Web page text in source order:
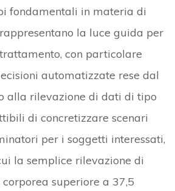
fondamentali in materia di
la luce guida per
con particolare
automatizzate rese dal
alla rilevazione di dati di tipo
di concretizzare scenari
per i soggetti interessati,
la semplice rilevazione di
superiore a 37,5